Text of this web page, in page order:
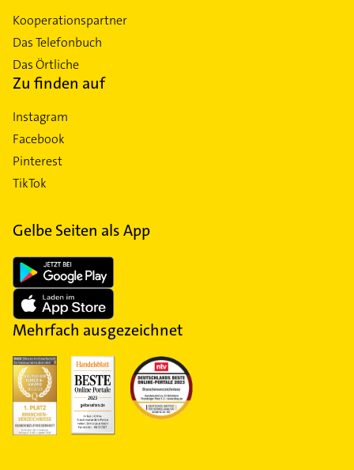
Kooperationspartner
Das Telefonbuch
Das Örtliche
Zu finden auf
Instagram
Facebook
Pinterest
TikTok
Gelbe Seiten als App
Mehrfach ausgezeichnet